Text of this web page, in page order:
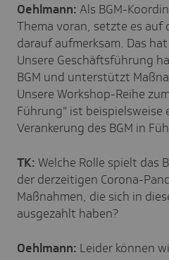
Oehlmann: Als BGM-
Thema voran, setzte es auf
darauf aufmerksam. Das
Unsere Geschäftsführung
BGM und unterstützt
Unsere Workshop-Reihe
Führung" ist beispielsweise
Verankerung des BGM in
TK: Welche Rolle spielt das
der derzeitigen Corona-
Maßnahmen, die sich in
ausgezahlt haben?
Oehlmann: Leider können